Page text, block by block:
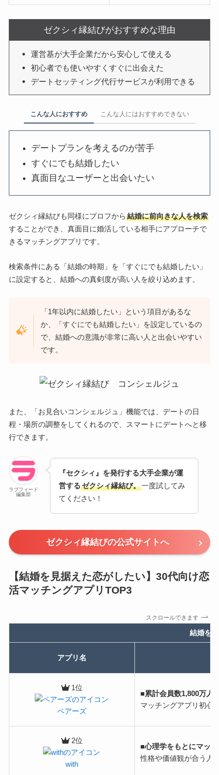
ゼクシィ縁結びがおすすめな理由
運営基が大手企業だから安心して使える
初心者でも使いやすくすぐに出会えた
デートセッティング代行サービスが利用できる
こんな人におすすめ こんな人にはおすすめできない
デートプランを考えるのが苦手
すぐにでも結婚したい
真面目なユーザーと出会いたい
ゼクシィ縁結びも同様にプロフから 結婚に前向きな人を検索
することができ、真面目に婚活している相手にアプローチで
きるマッチングアプリです。
検索条件にある「結婚の時期」を「すぐにでも結婚したい」
に設定すると、結婚への真剣度が高い人を絞り込めます。
「1年以内に結婚したい」という項目があるな
か、「すぐにでも結婚したい」を設定しているの
で、結婚への意識が非常に高い人と出会いやすい
です。
また、「お見合いコンシェルジュ」機能では、デートの日
程・場所の調整をしてくれるので、スマートにデートへと移
行できます。
ラブフィード
編集部
『セクシィ』を発行する大手企業が運
営するゼクシィ縁結び。一度試してみ
てください！
ゼクシィ縁結びの公式サイトへ
【結婚を見据えた恋がしたい】30代向け恋
活マッチングアプリTOP3
スクロールできます
結婚を
アプリ名
1位
ペアーズ
■累計会員数1,800万人
マッチングアプリ初心
2位
with
■心理学をもとにマッ
性格や価値観が合う人